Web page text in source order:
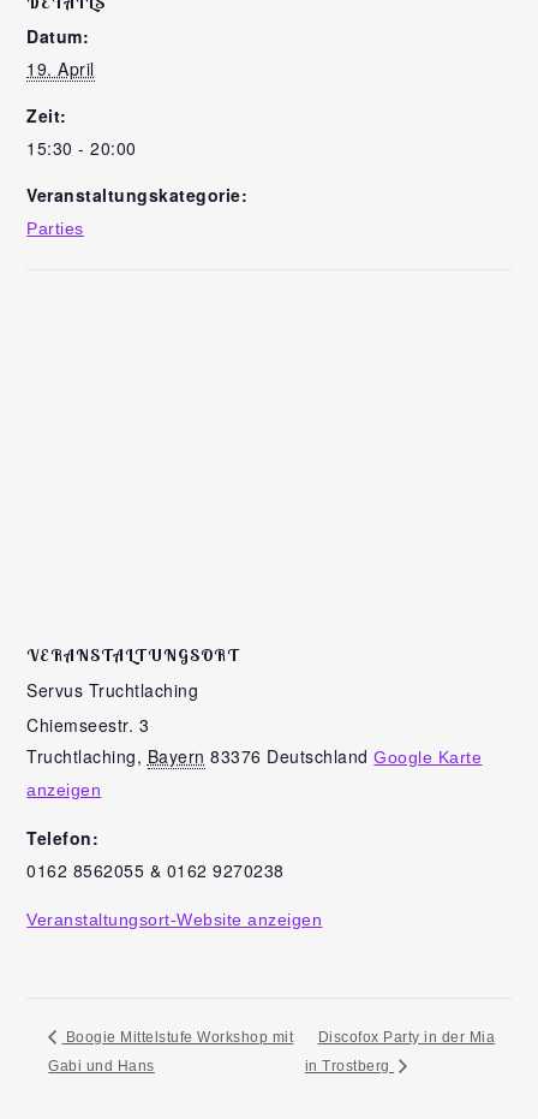
Datum:
19. April
Zeit:
15:30 - 20:00
Veranstaltungskategorie:
Parties
VERANSTALTUNGSORT
Servus Truchtlaching
Chiemseestr. 3
Truchtlaching, Bayern 83376 Deutschland Google Karte
anzeigen
Telefon:
0162 8562055 & 0162 9270238
Veranstaltungsort-Website anzeigen
Boogie Mittelstufe Workshop mit
Gabi und Hans
Discofox Party in der Mia
in Trostberg